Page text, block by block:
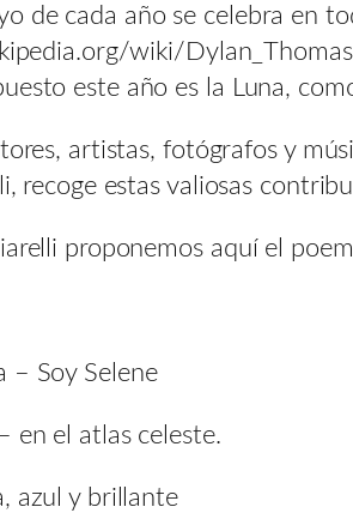
de cada año se celebra en
wiki/Dylan_Thomas
este año es la Luna,
artistas, fotógrafos y
recoge estas valiosas
proponemos aquí el
– Soy Selene
en el atlas celeste.
azul y brillante